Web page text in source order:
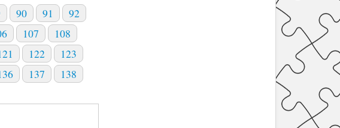
90 91
92
107
108
122
123
137
138